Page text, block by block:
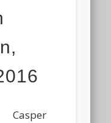
Casper